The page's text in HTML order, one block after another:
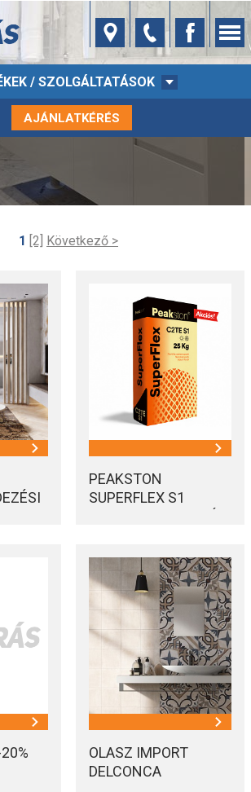
/ SZOLGÁLTATÁSOK
AJÁNLATKÉRÉS
1 [2] Következő >
PEAKSTON
SUPERFLEX S1
OLASZ IMPORT
DELCONCA